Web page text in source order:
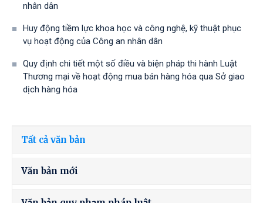
nhân dân
Huy động tiềm lực khoa học và công nghệ, kỹ thuật phục
vụ hoạt động của Công an nhân dân
Quy định chi tiết một số điều và biện pháp thi hành Luật
Thương mại về hoạt động mua bán hàng hóa qua Sở giao
dịch hàng hóa
Tất cả văn bản
Văn bản mới